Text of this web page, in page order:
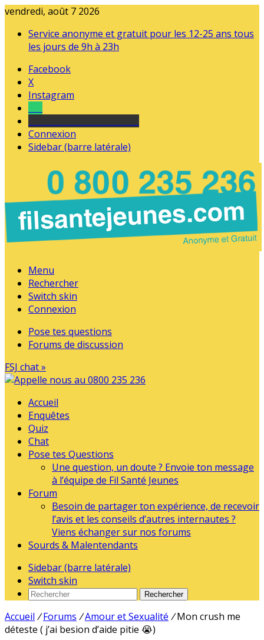
vendredi, août 7 2026
Service anonyme et gratuit pour les 12-25 ans tous
les jours de 9h à 23h
Facebook
X
Instagram
Connexion
Sidebar (barre latérale)
Menu
Rechercher
Switch skin
Connexion
Pose tes questions
Forums de discussion
FSJ chat »
Accueil
Enquêtes
Quiz
Chat
Pose tes Questions
Une question, un doute ? Envoie ton message
à l’équipe de Fil Santé Jeunes
Forum
Besoin de partager ton expérience, de recevoir
l’avis et les conseils d’autres internautes ?
Viens échanger sur nos forums
Sourds & Malentendants
Sidebar (barre latérale)
Switch skin
Rechercher
Accueil / Forums /Amour et Sexualité / Mon crush me
déteste ( j’ai besion d’aide pitie 😭)